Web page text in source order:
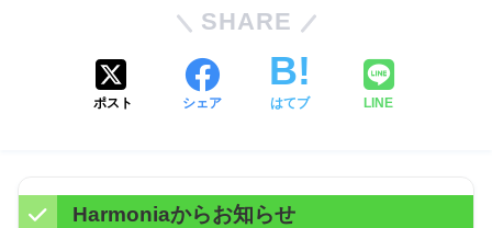
SHARE
ポスト シェア はてブ LINE
Harmoniaからお知らせ